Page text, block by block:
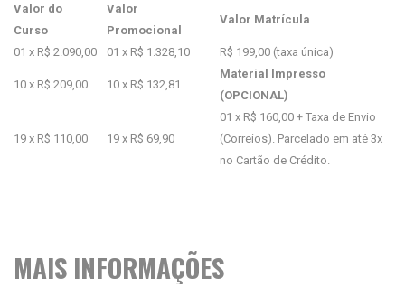
Valor do
Curso
Valor
Promocional
Valor Matrícula
01 x R$ 2.090,00 01 x R$ 1.328,10 R$ 199,00 (taxa única)
10 x R$ 209,00 10 x R$ 132,81
Material Impresso
(OPCIONAL)
19 x R$ 110,00 19 x R$ 69,90
01 x R$ 160,00 + Taxa de Envio
(Correios). Parcelado em até 3x
no Cartão de Crédito.
MAIS INFORMAÇÕES